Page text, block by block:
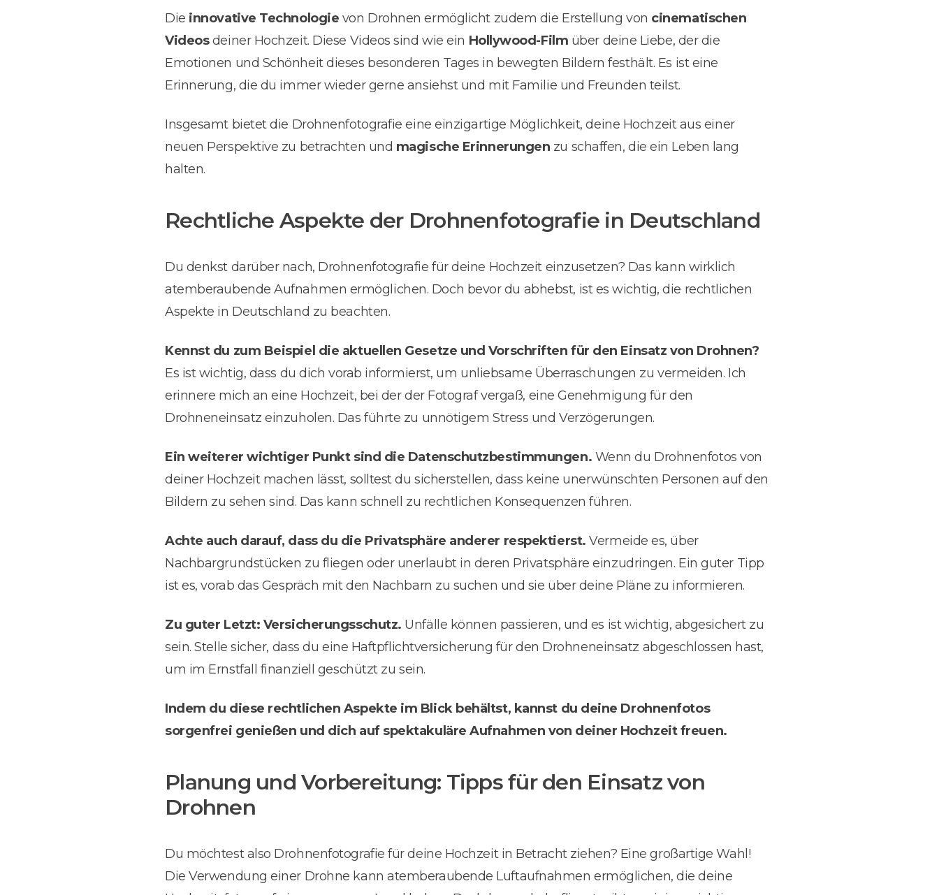
Die innovative Technologie von Drohnen ermöglicht zudem die Erstellung von cinematischen
Videosdeiner Hochzeit. Diese Videos sind wie ein Hollywood-Film über deine Liebe, der die
Emotionen und Schönheit dieses besonderen Tages in bewegten Bildern festhält. Es ist eine
Erinnerung, die du immer wieder gerne ansiehst und mit Familie und Freunden teilst.
Insgesamt bietet die Drohnenfotografie eine einzigartige Möglichkeit, deine Hochzeit aus einer
neuen Perspektive zu betrachten und magische Erinnerungen zu schaffen, die ein Leben lang
halten.
Rechtliche Aspekte der Drohnenfotografie in Deutschland
Du denkst darüber nach, Drohnenfotografie für deine Hochzeit einzusetzen? Das kann wirklich
atemberaubende Aufnahmen ermöglichen. Doch bevor du abhebst, ist es wichtig, die rechtlichen
Aspekte in Deutschland zu beachten.
Kennst du zum Beispiel die aktuellen Gesetze und Vorschriften für den Einsatz von Drohnen?
Es ist wichtig, dass du dich vorab informierst, um unliebsame Überraschungen zu vermeiden. Ich
erinnere mich an eine Hochzeit, bei der der Fotograf vergaß, eine Genehmigung für den
Drohneneinsatz einzuholen. Das führte zu unnötigem Stress und Verzögerungen.
Ein weiterer wichtiger Punkt sind die Datenschutzbestimmungen. Wenn du Drohnenfotos von
deiner Hochzeit machen lässt, solltest du sicherstellen, dass keine unerwünschten Personen auf den
Bildern zu sehen sind. Das kann schnell zu rechtlichen Konsequenzen führen.
Achte auch darauf, dass du die Privatsphäre anderer respektierst. Vermeide es, über
Nachbargrundstücken zu fliegen oder unerlaubt in deren Privatsphäre einzudringen. Ein guter Tipp
ist es, vorab das Gespräch mit den Nachbarn zu suchen und sie über deine Pläne zu informieren.
Zu guter Letzt: Versicherungsschutz. Unfälle können passieren, und es ist wichtig, abgesichert zu
sein. Stelle sicher, dass du eine Haftpflichtversicherung für den Drohneneinsatz abgeschlossen hast,
um im Ernstfall finanziell geschützt zu sein.
Indem du diese rechtlichen Aspekte im Blick behältst, kannst du deine Drohnenfotos
sorgenfrei genießen und dich auf spektakuläre Aufnahmen von deiner Hochzeit freuen.
Planung und Vorbereitung: Tipps für den Einsatz von
Drohnen
Du möchtest also Drohnenfotografie für deine Hochzeit in Betracht ziehen? Eine großartige Wahl!
Die Verwendung einer Drohne kann atemberaubende Luftaufnahmen ermöglichen, die deine